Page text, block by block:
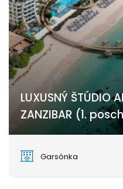
LUXUSNÝ ŠTÚDIO
ZANZIBAR (1.
Garsónka